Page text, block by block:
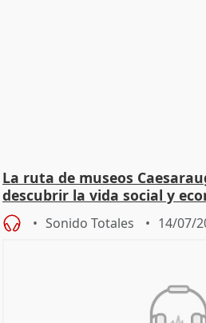
La ruta de museos
descubrir la vida social y
Zaragoza ro
Sonido Totales 14/07/